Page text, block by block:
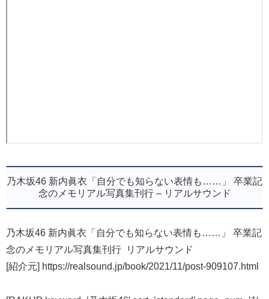
乃木坂46 新内眞衣「自分でも知らない表情も……」 卒業記
念のメモリアル写真集刊行 – リアルサウンド
乃木坂46 新内眞衣「自分でも知らない表情も……」 卒業記
念のメモリアル写真集刊行 リアルサウンド
[紹介元] https://realsound.jp/book/2021/11/post-909107.html